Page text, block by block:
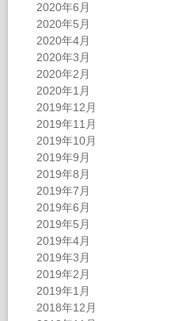
2020年6月
2020年5月
2020年4月
2020年3月
2020年2月
2020年1月
2019年12月
2019年11月
2019年10月
2019年9月
2019年8月
2019年7月
2019年6月
2019年5月
2019年4月
2019年3月
2019年2月
2019年1月
2018年12月